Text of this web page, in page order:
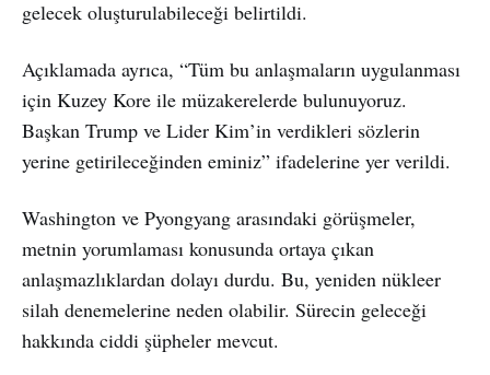
gelecek oluşturulabileceği belirtildi.
Açıklamada ayrıca, “Tüm bu anlaşmaların uygulanması
için Kuzey Kore ile müzakerelerde bulunuyoruz.
Başkan Trump ve Lider Kim’in verdikleri sözlerin
yerine getirileceğinden eminiz” ifadelerine yer verildi.
Washington ve Pyongyang arasındaki görüşmeler,
metnin yorumlaması konusunda ortaya çıkan
anlaşmazlıklardan dolayı durdu. Bu, yeniden nükleer
silah denemelerine neden olabilir. Sürecin geleceği
hakkında ciddi şüpheler mevcut.